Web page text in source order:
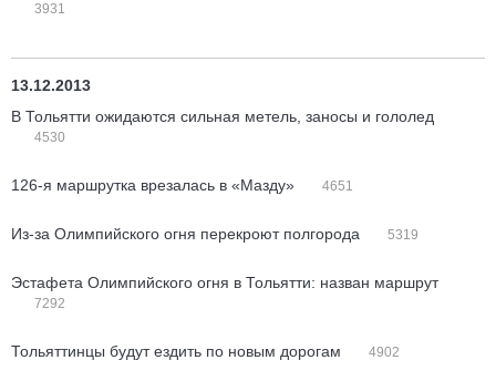
3931
13.12.2013
В Тольятти ожидаются сильная метель, заносы и гололед
4530
126-я маршрутка врезалась в «Мазду» 4651
Из-за Олимпийского огня перекроют полгорода 5319
Эстафета Олимпийского огня в Тольятти: назван маршрут
7292
Тольяттинцы будут ездить по новым дорогам 4902